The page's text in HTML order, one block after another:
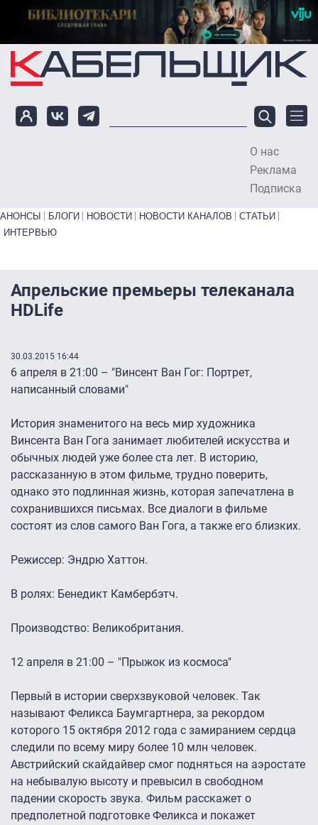
Перейти к основному содержанию
О нас
Реклама
Подписка
Primary links bottom
АНОНСЫ БЛОГИ НОВОСТИ НОВОСТИ КАНАЛОВ
СТАТЬИ
ИНТЕРВЬЮ
Апрельские премьеры телеканала
HDLife
30.03.2015 16:44
6 апреля в 21:00 – "Винсент Ван Гог: Портрет,
написанный словами"
История знаменитого на весь мир художника
Винсента Ван Гога занимает любителей искусства и
обычных людей уже более ста лет. В историю,
рассказанную в этом фильме, трудно поверить,
однако это подлинная жизнь, которая запечатлена в
сохранившихся письмах. Все диалоги в фильме
состоят из слов самого Ван Гога, а также его близких.
Режиссер: Эндрю Хаттон.
В ролях: Бенедикт Камбербэтч.
Производство: Великобритания.
12 апреля в 21:00 – "Прыжок из космоса"
Первый в истории сверхзвуковой человек. Так
называют Феликса Баумгартнера, за рекордом
которого 15 октября 2012 года с замиранием сердца
следили по всему миру более 10 млн человек.
Австрийский скайдайвер смог подняться на аэростате
на небывалую высоту и превысил в свободном
падении скорость звука. Фильм расскажет о
предполетной подготовке Феликса и покажет